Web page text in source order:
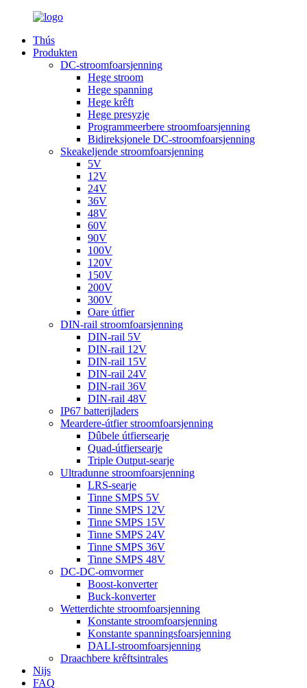
Thús
Produkten
DC-stroomfoarsjenning
Hege stroom
Hege spanning
Hege krêft
Hege presyzje
Programmeerbere stroomfoarsjenning
Bidireksjonele DC-stroomfoarsjenning
Skeakeljende stroomfoarsjenning
5V
12V
24V
36V
48V
60V
90V
100V
120V
150V
200V
300V
Oare útfier
DIN-rail stroomfoarsjenning
DIN-rail 5V
DIN-rail 12V
DIN-rail 15V
DIN-rail 24V
DIN-rail 36V
DIN-rail 48V
IP67 batterijladers
Meardere-útfier stroomfoarsjenning
Dûbele útfiersearje
Quad-útfiersearje
Triple Output-searje
Ultradunne stroomfoarsjenning
LRS-searje
Tinne SMPS 5V
Tinne SMPS 12V
Tinne SMPS 15V
Tinne SMPS 24V
Tinne SMPS 36V
Tinne SMPS 48V
DC-DC-omvormer
Boost-konverter
Buck-konverter
Wetterdichte stroomfoarsjenning
Konstante stroomfoarsjenning
Konstante spanningsfoarsjenning
DALI-stroomfoarsjenning
Draachbere krêftsintrales
Nijs
FAQ